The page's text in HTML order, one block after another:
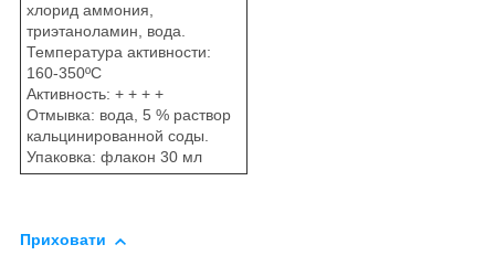
хлорид аммония,
триэтаноламин, вода.
Температура активности:
160-350ºС
Активность: + + + +
Отмывка: вода, 5 % раствор
кальцинированной соды.
Упаковка: флакон 30 мл
Приховати